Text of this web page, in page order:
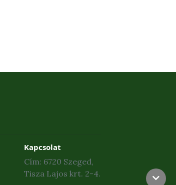
Kapcsolat
Cím: 6720 Szeged,
Tisza Lajos krt. 2-4.